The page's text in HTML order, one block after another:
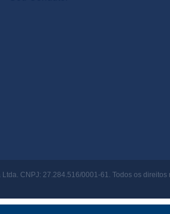
CNPJ: 27.284.516/0001-61. Todos os direitos